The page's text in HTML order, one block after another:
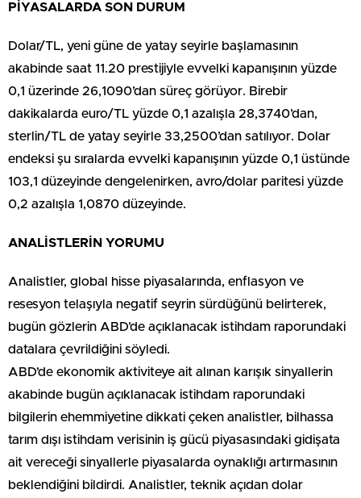
PİYASALARDA SON DURUM
Dolar/TL, yeni güne de yatay seyirle başlamasının
akabinde saat 11.20 prestijiyle evvelki kapanışının yüzde
0,1 üzerinde 26,1090’dan süreç görüyor. Birebir
dakikalarda euro/TL yüzde 0,1 azalışla 28,3740’dan,
sterlin/TL de yatay seyirle 33,2500’dan satılıyor. Dolar
endeksi şu sıralarda evvelki kapanışının yüzde 0,1 üstünde
103,1 düzeyinde dengelenirken, avro/dolar paritesi yüzde
0,2 azalışla 1,0870 düzeyinde.
ANALİSTLERİN YORUMU
Analistler, global hisse piyasalarında, enflasyon ve
resesyon telaşıyla negatif seyrin sürdüğünü belirterek,
bugün gözlerin ABD’de açıklanacak istihdam raporundaki
datalara çevrildiğini söyledi.
ABD’de ekonomik aktiviteye ait alınan karışık sinyallerin
akabinde bugün açıklanacak istihdam raporundaki
bilgilerin ehemmiyetine dikkati çeken analistler, bilhassa
tarım dışı istihdam verisinin iş gücü piyasasındaki gidişata
ait vereceği sinyallerle piyasalarda oynaklığı artırmasının
beklendiğini bildirdi. Analistler, teknik açıdan dolar